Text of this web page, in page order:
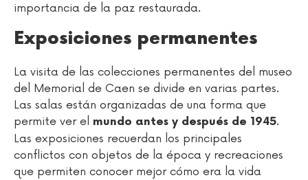
importancia de la paz restaurada.
Exposiciones permanentes
La visita de las colecciones permanentes del museo
del Memorial de Caen se divide en varias partes.
Las salas están organizadas de una forma que
permite ver el mundo antes y después de 1945.
Las exposiciones recuerdan los principales
conflictos con objetos de la época y recreaciones
que permiten conocer mejor cómo era la vida